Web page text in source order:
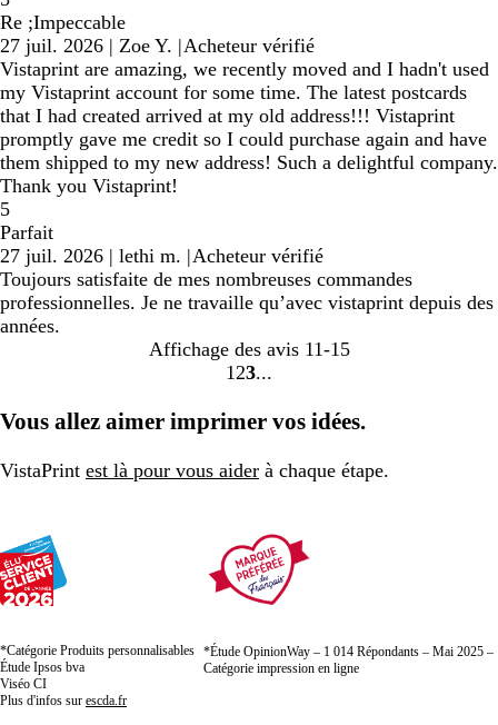
Re ;Impeccable
27 juil. 2026 | Zoe Y. |Acheteur vérifié
Vistaprint are amazing, we recently moved and I hadn't used
my Vistaprint account for some time. The latest postcards
that I had created arrived at my old address!!! Vistaprint
promptly gave me credit so I could purchase again and have
them shipped to my new address! Such a delightful company.
Thank you Vistaprint!
5
Parfait
27 juil. 2026 | lethi m. |Acheteur vérifié
Toujours satisfaite de mes nombreuses commandes
professionnelles. Je ne travaille qu’avec vistaprint depuis des
années.
Affichage des avis 11-15
Accéder
la
1 Accéder
la
2 Accéder
la
3
Vous allez aimer imprimer vos idées.
VistaPrint est là pour vous aider à chaque étape.
*Catégorie Produits personnalisables
Étude Ipsos bva
Viséo CI
Plus d'infos sur escda.fr
*Étude OpinionWay – 1 014 Répondants – Mai 2025 –
Catégorie impression en ligne